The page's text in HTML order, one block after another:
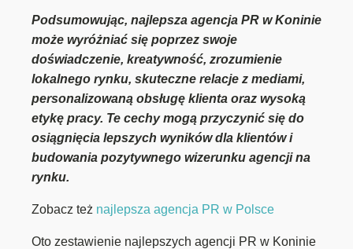
Podsumowując, najlepsza agencja PR w Koninie
może wyróżniać się poprzez swoje
doświadczenie, kreatywność, zrozumienie
lokalnego rynku, skuteczne relacje z mediami,
personalizowaną obsługę klienta oraz wysoką
etykę pracy. Te cechy mogą przyczynić się do
osiągnięcia lepszych wyników dla klientów i
budowania pozytywnego wizerunku agencji na
rynku.
Zobacz też najlepsza agencja PR w Polsce
Oto zestawienie najlepszych agencji PR w Koninie